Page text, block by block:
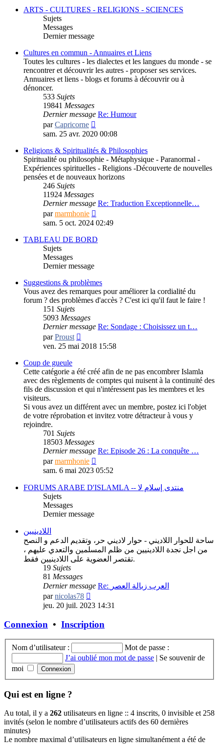
message
ARTS - CULTURES - RELIGIONS - SCIENCES
Sujets
Messages
Dernier message
Cultures en commun - Annuaires et Liens
Toutes les cultures - les dialectes et les langues du monde - se
rencontrer et découvrir les autres - proposer ses services.
Annuaires et liens - blogs et forums à découvrir ou à
dénoncer.
533 Sujets
19841 Messages
Dernier message Re: Humour
parCapricorne
le
message
sam. 25 avr. 2020 00:08
Religions & Spiritualités & Philosophies
Spiritualité ou philosophie - Métaphysique - Paranormal -
Expériences spirituelles - Religions -Découverte de nouvelles
pensées et de nouveaux horizons
246 Sujets
11924 Messages
Dernier message Re: Traduction Exceptionnelle…
parmarmhonie
le
message
sam. 5 oct. 2024 02:49
TABLEAU DE BORD
Sujets
Messages
Dernier message
Suggestions & problèmes
Vous avez des remarques pour améliorer la cordialité du
forum ? des problèmes d'accès ? C'est ici qu'il faut le faire !
151 Sujets
5093 Messages
Dernier message Re: Sondage : Choisissez un t…
parProust
le
ven. 25 mai 2018 15:58
Coup de gueule
Cette catégorie a été créé afin de ne pas encombrer Islamla
avec des règlements de comptes qui nuisent à la continuité des
fils de discussion et qui n'intéressent pas les membres et les
visiteurs.
Si vous avez un différent avec un membre, postez ici l'objet
de votre réprobation et invitez votre détracteur à vous y
rejoindre.
701 Sujets
18503 Messages
Dernier message Re: Episode 26 : La conquête …
parmarmhonie
le
message
sam. 6 mai 2023 05:52
FORUMS ARABE D'ISLAMLA -- منتدى إسلام لا
Sujets
Messages
Dernier message
اللادينيين
ساحة للحوار اللاديني - حوار لاديني حر، وتقديم الدعم و النصح
من اجل نجدة اللادينيين من ظلم المسلمين والتعدي عليهم ،
تقتصر العضوية على اللادينيين فقط.
19 Sujets
81 Messages
Dernier message
Re: العرب زبالة العصر
parnicolas78
le
message
jeu. 20 juil. 2023 14:31
Connexion • Inscription
Nom d’utilisateur :
Mot de passe :
J’ai oublié mon mot de passe | Se souvenir de
moi
Qui est en ligne ?
Au total, il y a 262 utilisateurs en ligne :: 4 inscrits, 0 invisible et 258
invités (selon le nombre d’utilisateurs actifs des 60 dernières
minutes)
Le nombre maximal d’utilisateurs en ligne simultanément a été de